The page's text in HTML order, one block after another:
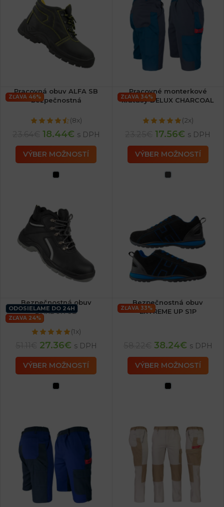
Pracovná obuv ALFA SB
bezpečnostná
(8x)
18.44€ s DPH
VÝBER MOŽNOSTÍ
Pracovné monterkové
kraťasy DELUX CHARCOAL
(2x)
17.56€ s DPH
VÝBER MOŽNOSTÍ
ZĽAVA 46%
Bezpečnostná obuv
DARBON SB
(1x)
27.36€ s DPH
VÝBER MOŽNOSTÍ
ZĽAVA 34%
Bezpečnostná obuv
EXTREME UP S1P
38.24€ s DPH
VÝBER MOŽNOSTÍ
ODOSIELAME DO 24H
ZĽAVA 24%
ZĽAVA 33%